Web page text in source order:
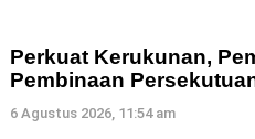
Perkuat Kerukunan,
Pembinaan
6 Agustus 2026, 11:54 am